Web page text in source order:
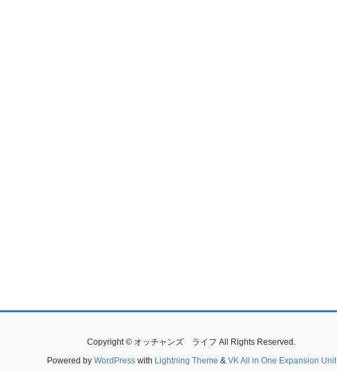
Copyright © オッチャンズ ライフ All Rights Reserved.
Powered by WordPresswith Lightning Theme & VK All in One Expansion Unit